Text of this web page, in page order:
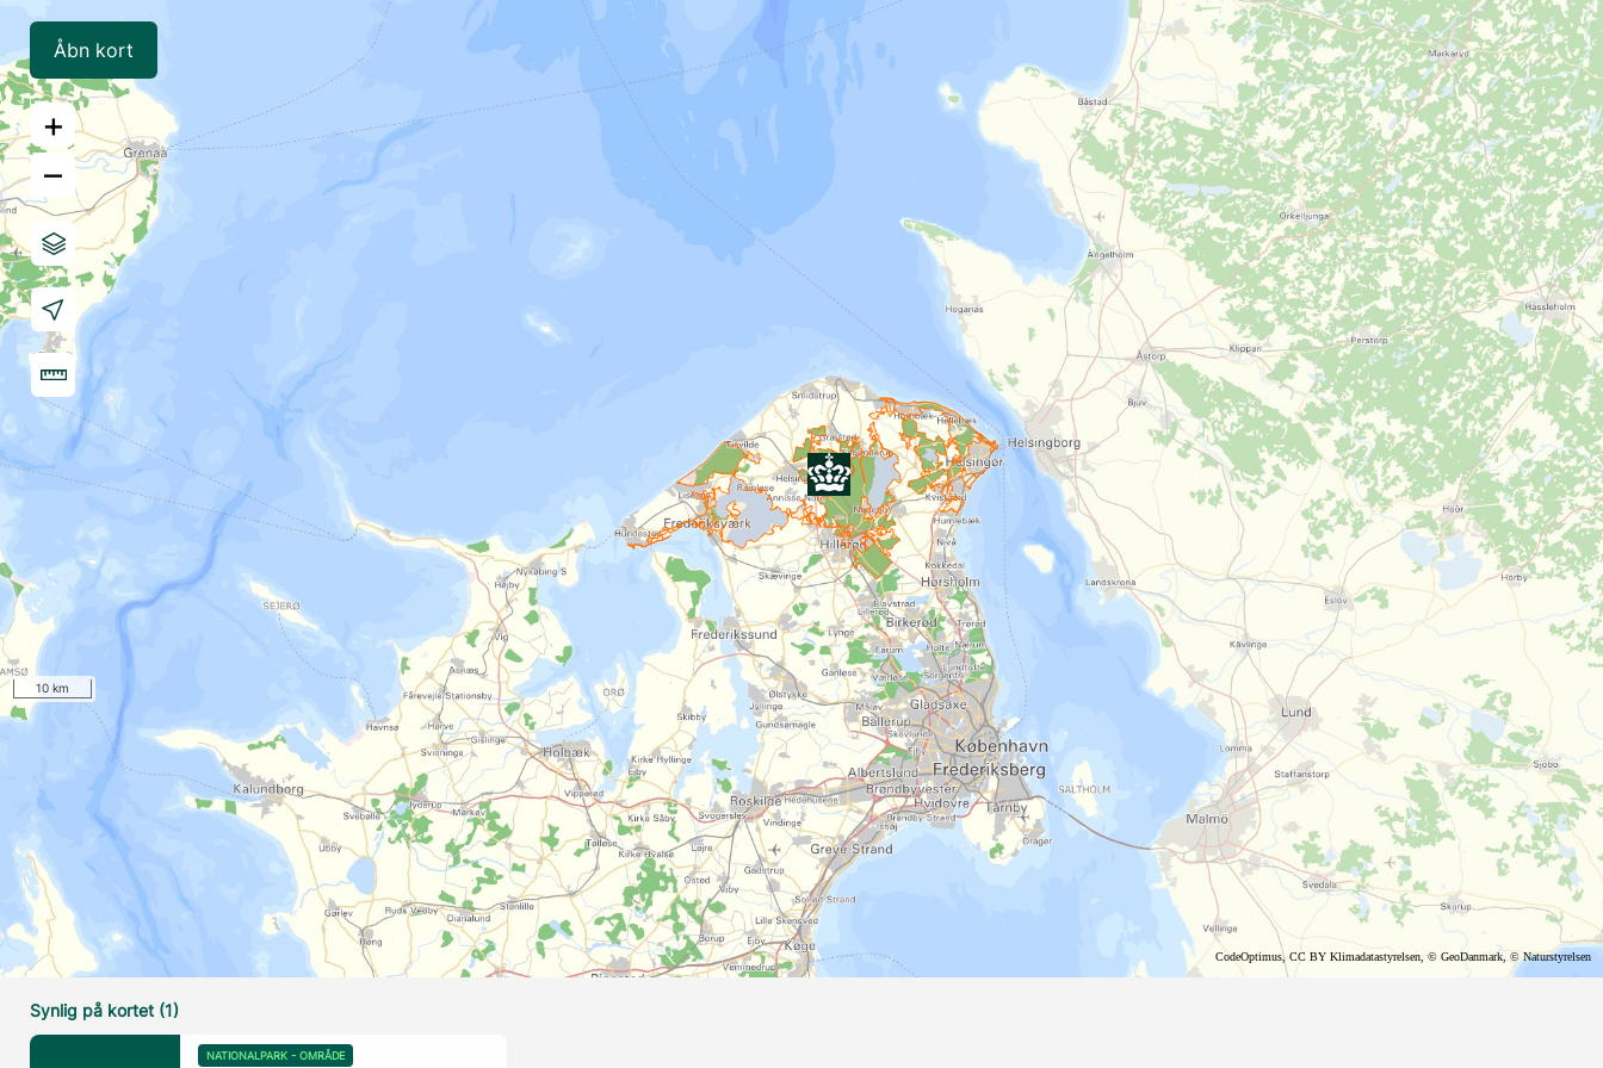
+
–
10 km
Åbn kort
CodeOptimus, CC BY Klimadatastyrelsen © GeoDanmark © Naturstyrelsen
Synlig på kortet (1)
NATIONALPARK - OMRÅDE